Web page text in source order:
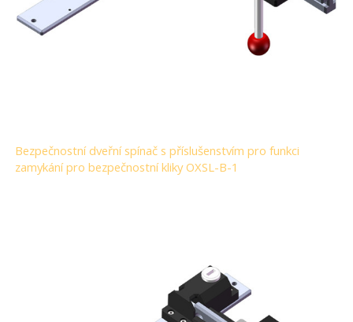
Bezpečnostní dveřní spínač s příslušenstvím pro funkci
zamykání pro bezpečnostní kliky OXSL-B-1